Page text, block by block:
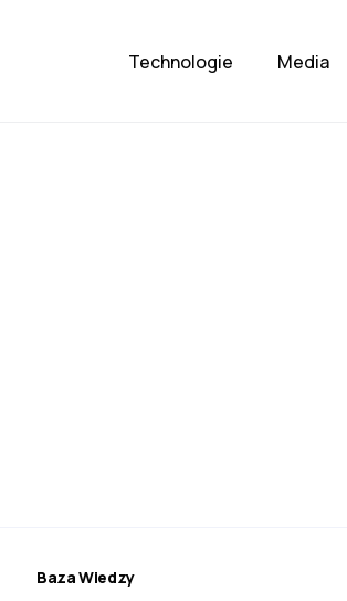
Technologie Media
Baza Wiedzy